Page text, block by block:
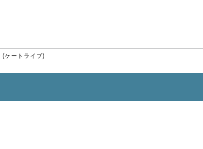
(ケートライブ)